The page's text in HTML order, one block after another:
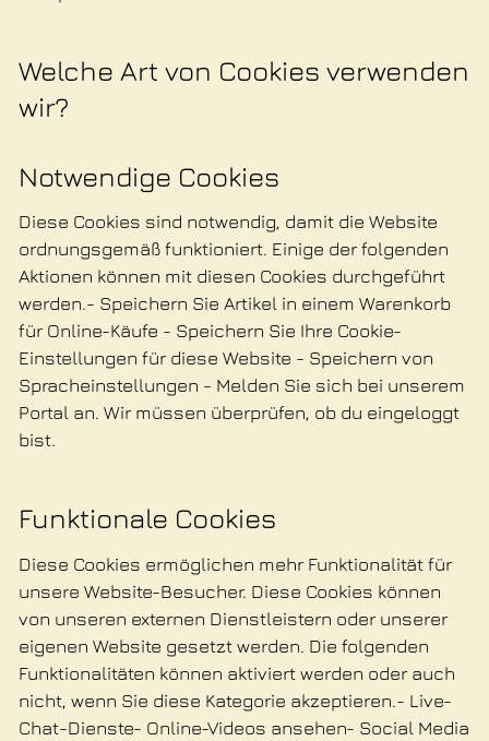
Welche Art von Cookies verwenden
wir?
Notwendige Cookies
Diese Cookies sind notwendig, damit die Website
ordnungsgemäß funktioniert. Einige der folgenden
Aktionen können mit diesen Cookies durchgeführt
werden.- Speichern Sie Artikel in einem Warenkorb
für Online-Käufe - Speichern Sie Ihre Cookie-
Einstellungen für diese Website - Speichern von
Spracheinstellungen - Melden Sie sich bei unserem
Portal an. Wir müssen überprüfen, ob du eingeloggt
bist.
Funktionale Cookies
Diese Cookies ermöglichen mehr Funktionalität für
unsere Website-Besucher. Diese Cookies können
von unseren externen Dienstleistern oder unserer
eigenen Website gesetzt werden. Die folgenden
Funktionalitäten können aktiviert werden oder auch
nicht, wenn Sie diese Kategorie akzeptieren.- Live-
Chat-Dienste- Online-Videos ansehen- Social Media